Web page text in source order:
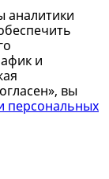
аналитики
и
вы
персональных